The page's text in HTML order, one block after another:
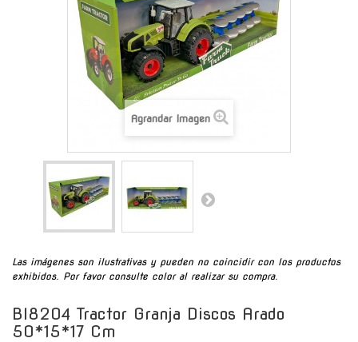
Agrandar Imagen
Las imágenes son ilustrativas y pueden no coincidir con los productos
exhibidos. Por favor consulte color al realizar su compra.
Bl8204 Tractor Granja Discos Arado
50*15*17 Cm